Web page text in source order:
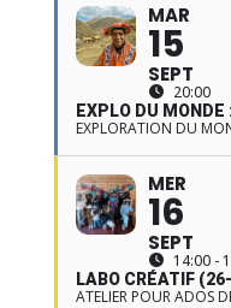
MAR
15
SEPT
20:00
EXPLO DU MONDE
EXPLORATION DU
MER
16
SEPT
14:00 -
LABO CRÉATIF
ATELIER POUR ADOS